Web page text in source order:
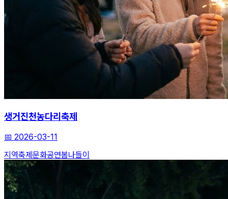
생거진천농다리축제
📅 2026-03-11
지역축제문화공연봄나들이